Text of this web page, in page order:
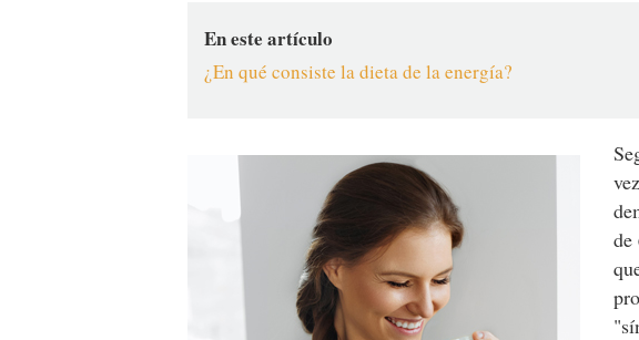
En este artículo
¿En qué consiste la dieta de la energía?
de